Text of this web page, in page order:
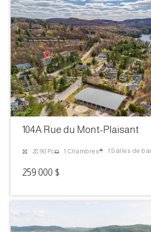
104A Rue du Mont-Plaisant
28.90 Pc 1 Chambres 1 Salles de
259 000 $